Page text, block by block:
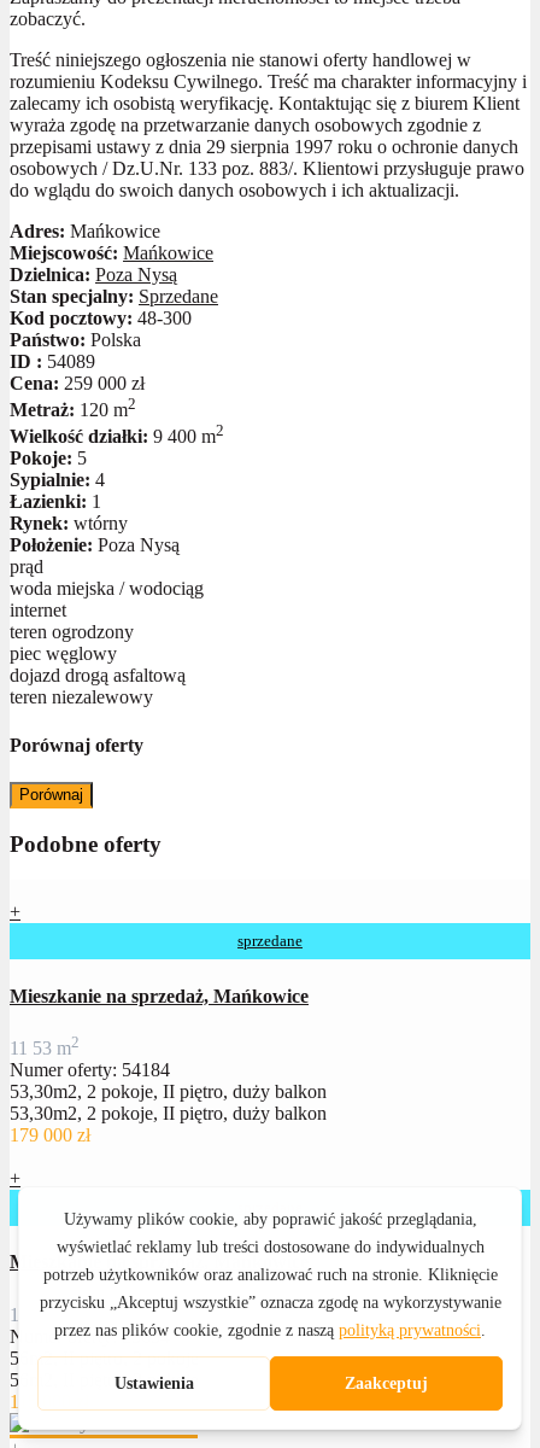
zobaczyć.
Treść niniejszego ogłoszenia nie stanowi oferty handlowej w
rozumieniu Kodeksu Cywilnego. Treść ma charakter informacyjny i
zalecamy ich osobistą weryfikację. Kontaktując się z biurem Klient
wyraża zgodę na przetwarzanie danych osobowych zgodnie z
przepisami ustawy z dnia 29 sierpnia 1997 roku o ochronie danych
osobowych / Dz.U.Nr. 133 poz. 883/. Klientowi przysługuje prawo
do wglądu do swoich danych osobowych i ich aktualizacji.
Adres: Mańkowice
Miejscowość: Mańkowice
Dzielnica: Poza Nysą
Stan specjalny: Sprzedane
Kod pocztowy: 48-300
Państwo: Polska
ID : 54089
Cena: 259 000 zł
Metraż: 120 m2
Wielkość działki: 9 400 m2
Pokoje: 5
Sypialnie: 4
Łazienki: 1
Rynek: wtórny
Położenie: Poza Nysą
prąd
woda miejska / wodociąg
internet
teren ogrodzony
piec węglowy
dojazd drogą asfaltową
teren niezalewowy
Porównaj oferty
Porównaj
Podobne oferty
+
sprzedane
Mieszkanie na sprzedaż, Mańkowice
11 53 m2
Numer oferty: 54184
53,30m2, 2 pokoje, II piętro, duży balkon
53,30m2, 2 pokoje, II piętro, duży balkon
179 000 zł
+
Mieszkanie na sprzedaż, Mańkowice
1 56 m 2
Numer oferty: 25654
56m2, II piętro, 2 pokoje
56m2, II piętro, 2 pokoje
115 000 zł